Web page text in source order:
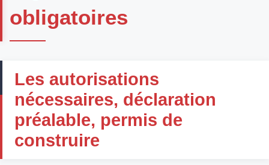
obligatoires
Les autorisations
nécessaires, déclaration
préalable, permis de
construire